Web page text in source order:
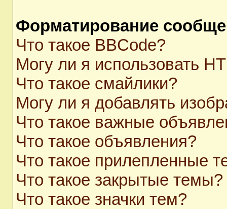
Форматирование
Что такое BBCode?
Могу ли я использовать
Что такое смайлики?
Могу ли я добавлять
Что такое важные
Что такое объявления?
Что такое прилепленные
Что такое закрытые темы?
Что такое значки тем?